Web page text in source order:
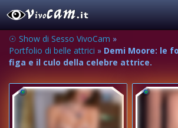
☉ Show di Sesso VivoCam »
Portfolio di belle attrici » Demi Moore: le
figa e il culo della celebre attrice.